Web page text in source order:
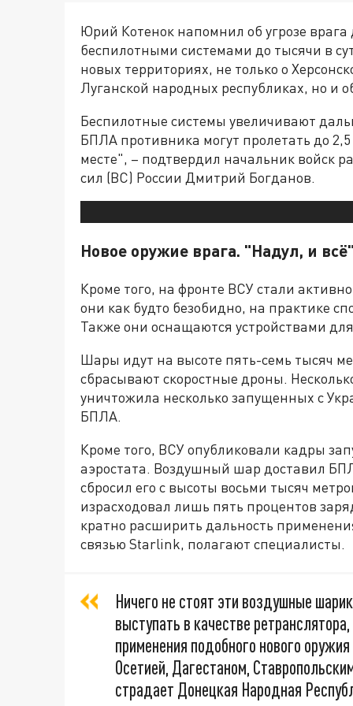
Юрий Котенок напомнил об угрозе врага
беспилотными системами до тысячи в
новых территориях, не только о
Луганской народных республиках, но и
Беспилотные системы увеличивают
БПЛА противника могут пролетать до
месте", – подтвердил начальник войск
сил (ВС) России Дмитрий Богданов.
Новое оружие врага. "Надул, и
Кроме того, на фронте ВСУ стали
они как будто безобидно, на практике
Также они оснащаются устройствами
Шары идут на высоте пять-семь тысяч
сбрасывают скоростные дроны.
уничтожила несколько запущенных с
БПЛА.
Кроме того, ВСУ опубликовали кадры
аэростата. Воздушный шар доставил
сбросил его с высоты восьми тысяч
израсходовал лишь пять процентов
кратно расширить дальность
связью Starlink, полагают специалисты.
Ничего не стоят эти воздушные
выступать в качестве
применения подобного нового
Осетией, Дагестаном,
страдает Донецкая Народная